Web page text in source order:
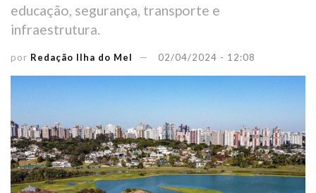
educação, segurança, transporte e
infraestrutura.
por Redação Ilha do Mel 02/04/2024 - 12:08